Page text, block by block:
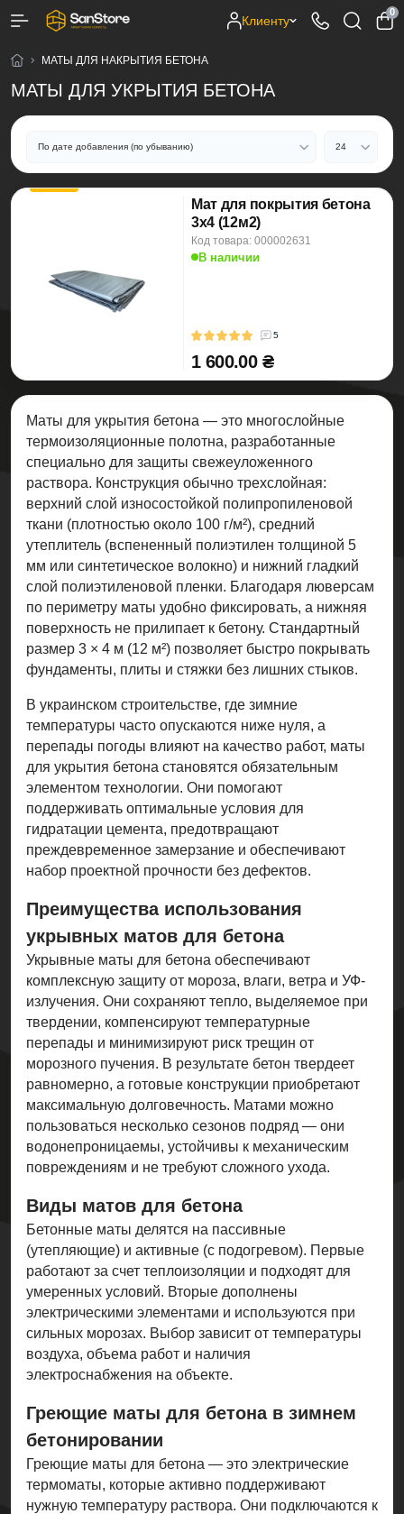
Клиенту
0
МАТЫ ДЛЯ НАКРЫТИЯ БЕТОНА
МАТЫ ДЛЯ УКРЫТИЯ БЕТОНА
Мат для покрытия бетона
3х4 (12м2)
Код товара: 000002631
В наличии
5
1 600.00 ₴
Маты для укрытия бетона — это многослойные
термоизоляционные полотна, разработанные
специально для защиты свежеуложенного
раствора. Конструкция обычно трехслойная:
верхний слой износостойкой полипропиленовой
ткани (плотностью около 100 г/м²), средний
утеплитель (вспененный полиэтилен толщиной 5
мм или синтетическое волокно) и нижний гладкий
слой полиэтиленовой пленки. Благодаря люверсам
по периметру маты удобно фиксировать, а нижняя
поверхность не прилипает к бетону. Стандартный
размер 3 × 4 м (12 м²) позволяет быстро покрывать
фундаменты, плиты и стяжки без лишних стыков.
В украинском строительстве, где зимние
температуры часто опускаются ниже нуля, а
перепады погоды влияют на качество работ, маты
для укрытия бетона становятся обязательным
элементом технологии. Они помогают
поддерживать оптимальные условия для
гидратации цемента, предотвращают
преждевременное замерзание и обеспечивают
набор проектной прочности без дефектов.
Преимущества использования
укрывных матов для бетона
Укрывные маты для бетона обеспечивают
комплексную защиту от мороза, влаги, ветра и УФ-
излучения. Они сохраняют тепло, выделяемое при
твердении, компенсируют температурные
перепады и минимизируют риск трещин от
морозного пучения. В результате бетон твердеет
равномерно, а готовые конструкции приобретают
максимальную долговечность. Матами можно
пользоваться несколько сезонов подряд — они
водонепроницаемы, устойчивы к механическим
повреждениям и не требуют сложного ухода.
Виды матов для бетона
Бетонные маты делятся на пассивные
(утепляющие) и активные (с подогревом). Первые
работают за счет теплоизоляции и подходят для
умеренных условий. Вторые дополнены
электрическими элементами и используются при
сильных морозах. Выбор зависит от температуры
воздуха, объема работ и наличия
электроснабжения на объекте.
Греющие маты для бетона в зимнем
бетонировании
Греющие маты для бетона — это электрические
термоматы, которые активно поддерживают
нужную температуру раствора. Они подключаются к